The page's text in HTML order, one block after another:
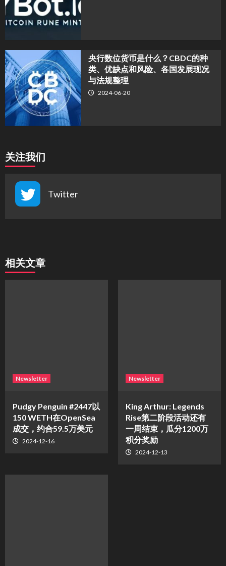
央行数位货币是什么？CBDC的种
类、优缺点和风险、各国发展现况
与法规整理
2024-06-20
关注我们
Twitter
相关文章
Newsletter
Pudgy Penguin #2447以
150 WETH在OpenSea
成交，约合59.5万美元
2024-12-16
Newsletter
King Arthur: Legends
Rise第二阶段活动还有
一周结束，瓜分1200万
积分奖励
2024-12-13